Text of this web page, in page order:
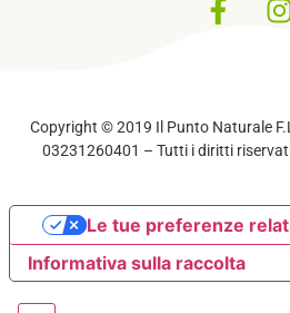
Copyright © 2019 Il Punto Naturale
03231260401 – Tutti i diritti
Informativa sulla raccolta
Le tue preferenze